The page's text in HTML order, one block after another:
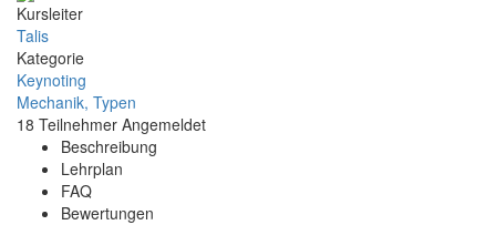
Kursleiter
Talis
Kategorie
Keynoting
Mechanik, Typen
18 Teilnehmer Angemeldet
Beschreibung
Lehrplan
FAQ
Bewertungen